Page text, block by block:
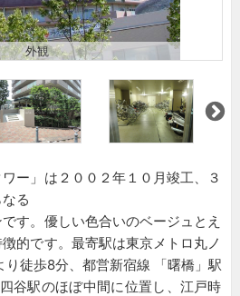
外観
ワー」は２００２年１０月竣工、３
る
す。優しい色合いのベージュとえ
的です。最寄駅は東京メトロ丸ノ
り徒歩8分、都営新宿線 「曙橋」駅
谷駅のほぼ中間に位置し、江戸時